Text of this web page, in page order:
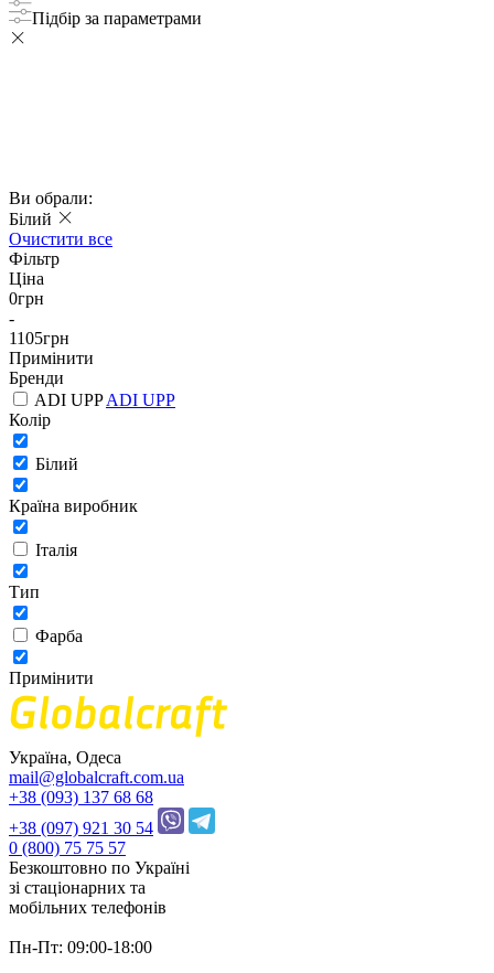
Підбір за параметрами
Ви обрали:
Білий
Очистити все
Фільтр
Ціна
0грн
-
1105грн
Примінити
Бренди
ADI UPPADI UPP
Колір
Білий
Країна виробник
Італія
Тип
Фарба
Примінити
Україна, Одеса
mail@globalcraft.com.ua
+38 (093) 137 68 68
+38 (097) 921 30 54
0 (800) 75 75 57
Безкоштовно по Україні
зі стацiонарних та
мобільних телефонів
Пн-Пт: 09:00-18:00